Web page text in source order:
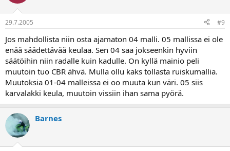
29.7.2005 #9
Jos mahdollista niin osta ajamaton 04 malli. 05 mallissa ei ole
enää säädettävää keulaa. Sen 04 saa jokseenkin hyviin
säätöihin niin radalle kuin kadulle. On kyllä mainio peli
muutoin tuo CBR ähvä. Mulla ollu kaks tollasta ruiskumallia.
Muutoksia 01-04 malleissa ei oo muuta kun väri. 05 siis
karvalakki keula, muutoin vissiin ihan sama pyörä.
Barnes